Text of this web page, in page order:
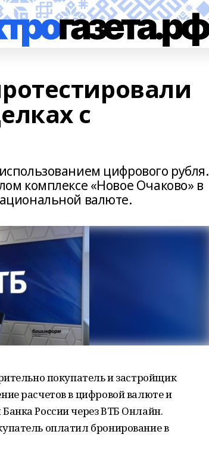
с
цифрового рубля.
комплексе «Новое Очаково» в
валюте.
покупатель и застройщик
расчетов в цифровой валюте и
России через ВТБ Онлайн.
оплатил бронирование в